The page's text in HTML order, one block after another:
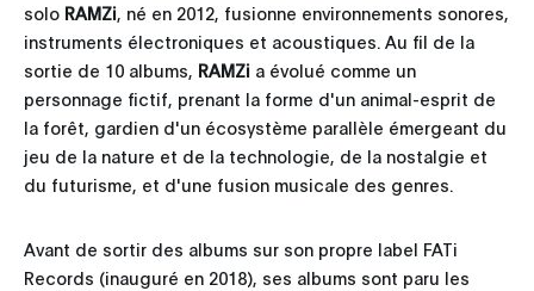
solo RAMZi, né en 2012, fusionne environnements sonores,
instruments électroniques et acoustiques. Au fil de la
sortie de 10 albums, RAMZi a évolué comme un
personnage fictif, prenant la forme d'un animal-esprit de
la forêt, gardien d'un écosystème parallèle émergeant du
jeu de la nature et de la technologie, de la nostalgie et
du futurisme, et d'une fusion musicale des genres.
Avant de sortir des albums sur son propre label FATi
Records (inauguré en 2018), ses albums sont paru les